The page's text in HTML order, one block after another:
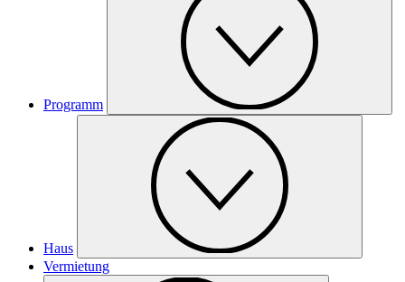
Programm
Haus
Vermietung